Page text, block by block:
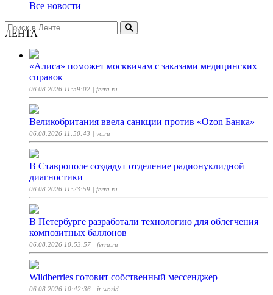
Все новости
ЛЕНТА
«Алиса» поможет москвичам с заказами медицинских
справок
06.08.2026 11:59:02 | ferra.ru
Великобритания ввела санкции против «Ozon Банка»
06.08.2026 11:50:43 | vc.ru
В Ставрополе создадут отделение радионуклидной
диагностики
06.08.2026 11:23:59 | ferra.ru
В Петербурге разработали технологию для облегчения
композитных баллонов
06.08.2026 10:53:57 | ferra.ru
Wildberries готовит собственный мессенджер
06.08.2026 10:42:36 | it-world